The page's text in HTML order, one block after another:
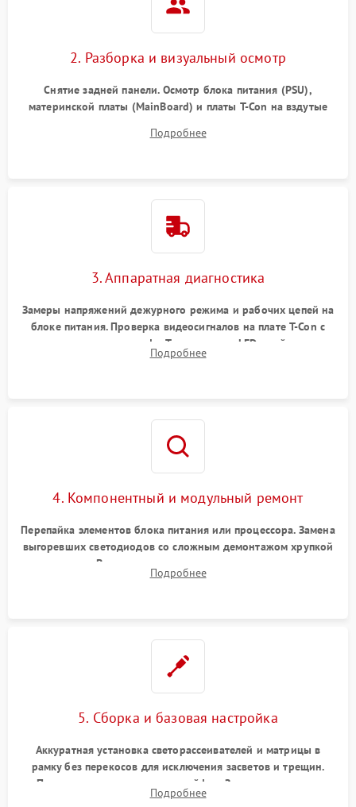
2. Разборка и визуальный осмотр
Снятие задней панели. Осмотр блока питания (PSU),
материнской платы (MainBoard) и платы T-Con на вздутые
Проверка надежности фиксации и целостности шлейфов.
Подробнее
3. Аппаратная диагностика
Замеры напряжений дежурного режима и рабочих цепей на
блоке питания. Проверка видеосигналов на плате T-Con с
помощью осциллографа. Тестирование LED-драйвера и
светодиодных планок подсветки мультиметром.
Подробнее
4. Компонентный и модульный ремонт
Перепайка элементов блока питания или процессора. Замена
выгоревших светодиодов со сложным демонтажом хрупкой
матрицы. Восстановление поврежденных дорожек,
прошивка микросхем памяти EEPROM
Подробнее
5. Сборка и базовая настройка
Аккуратная установка светорассеивателей и матрицы в
рамку без перекосов для исключения засветов и трещин.
Подключение внутренних шлейфов. Закрытие корпуса.
Сброс настроек и обновление программного обеспечения.
Подробнее